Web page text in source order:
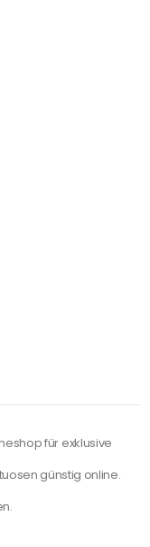
für exklusive
günstig online.